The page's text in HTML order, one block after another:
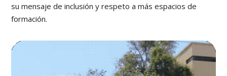
su mensaje de inclusión y respeto a más espacios de
formación.